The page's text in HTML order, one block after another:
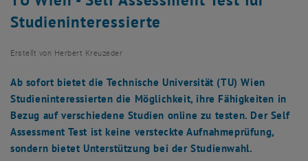
Studieninteressierte
Erstellt von Herbert Kreuzeder
Ab sofort bietet die Technische Universität (TU) Wien
Studieninteressierten die Möglichkeit, ihre Fähigkeiten in
Bezug auf verschiedene Studien online zu testen. Der Self
Assessment Test ist keine versteckte Aufnahmeprüfung,
sondern bietet Unterstützung bei der Studienwahl.